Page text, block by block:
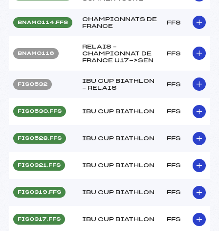
BNAM0114.FFS
CHAMPIONNATS DE
FRANCE
FFS
BNAM0116
RELAIS –
CHAMPIONNAT DE
FRANCE U17->SEN
FFS
FIS0532
IBU CUP BIATHLON
– RELAIS
FFS
FIS0530.FFS IBU CUP BIATHLON FFS
FIS0528.FFS IBU CUP BIATHLON FFS
FIS0321.FFS IBU CUP BIATHLON FFS
FIS0319.FFS IBU CUP BIATHLON FFS
FIS0317.FFS IBU CUP BIATHLON FFS